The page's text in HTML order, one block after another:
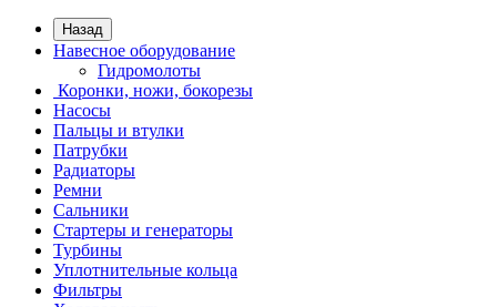
Назад
Навесное оборудование
Гидромолоты
Коронки, ножи, бокорезы
Насосы
Пальцы и втулки
Патрубки
Радиаторы
Ремни
Сальники
Стартеры и генераторы
Турбины
Уплотнительные кольца
Фильтры